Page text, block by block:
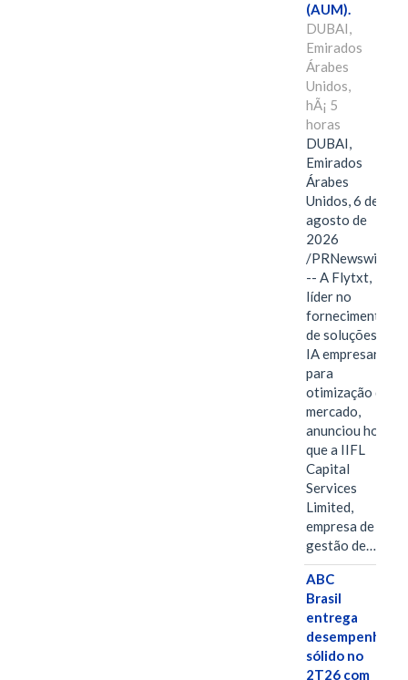
(AUM).
DUBAI,
Emirados
Árabes
Unidos,
hÃ¡ 5
horas
DUBAI,
Emirados
Árabes
Unidos, 6 de
agosto de
2026
/PRNewswire/
-- A Flytxt,
líder no
fornecimento
de soluções de
IA empresarial
para
otimização de
mercado,
anunciou hoje
que a IIFL
Capital
Services
Limited,
empresa de
gestão de…
ABC
Brasil
entrega
desempenho
sólido no
2T26 com